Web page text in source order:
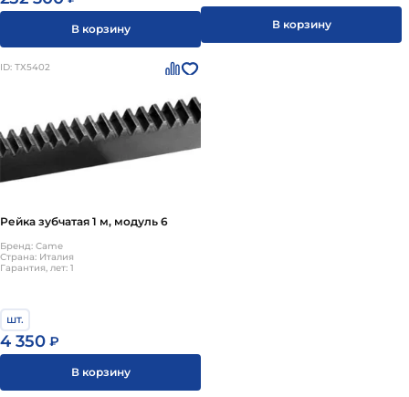
В корзину В корзину
ID: ТХ5402
Рейка зубчатая 1 м, модуль 6
Бренд: Came
Страна: Италия
Гарантия, лет: 1
шт.
4 350 ₽
В корзину